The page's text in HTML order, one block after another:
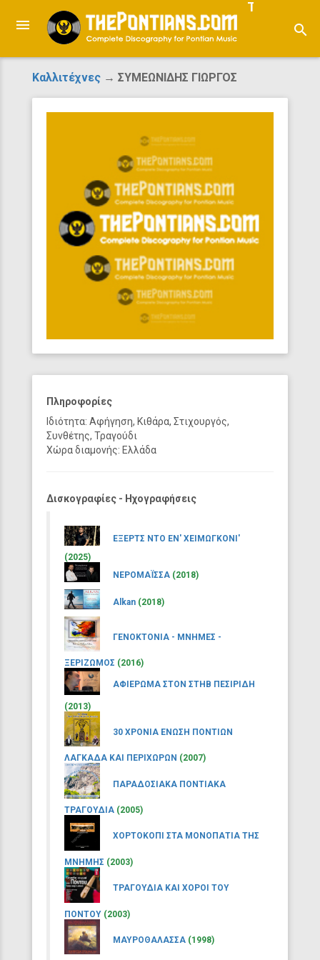
search
Καλλιτέχνες → ΣΥΜΕΩΝΙΔΗΣ ΓΙΩΡΓΟΣ
Πληροφορίες
Ιδιότητα: Αφήγηση, Κιθάρα, Στιχουργός,
Συνθέτης, Τραγούδι
Χώρα διαμονής: Ελλάδα
Δισκογραφίες - Ηχογραφήσεις
ΕΞΕΡΤΣ ΝΤΟ ΕΝ' ΧΕΙΜΩΓΚΟΝΙ'
(2025)
ΝΕΡΟΜΑΪΣΣΑ (2018)
Alkan (2018)
ΓΕΝΟΚΤΟΝΙΑ - ΜΝΗΜΕΣ -
ΞΕΡΙΖΩΜΟΣ (2016)
ΑΦΙΕΡΩΜΑ ΣΤΟΝ ΣΤΗΒ ΠΕΣΙΡΙΔΗ
(2013)
30 ΧΡΟΝΙΑ ΕΝΩΣΗ ΠΟΝΤΙΩΝ
ΛΑΓΚΑΔΑ ΚΑΙ ΠΕΡΙΧΩΡΩΝ (2007)
ΠΑΡΑΔΟΣΙΑΚΑ ΠΟΝΤΙΑΚΑ
ΤΡΑΓΟΥΔΙΑ (2005)
ΧΟΡΤΟΚΟΠΙ ΣΤΑ ΜΟΝΟΠΑΤΙΑ ΤΗΣ
ΜΝΗΜΗΣ (2003)
ΤΡΑΓΟΥΔΙΑ ΚΑΙ ΧΟΡΟΙ ΤΟΥ
ΠΟΝΤΟΥ (2003)
ΜΑΥΡΟΘΑΛΑΣΣΑ (1998)